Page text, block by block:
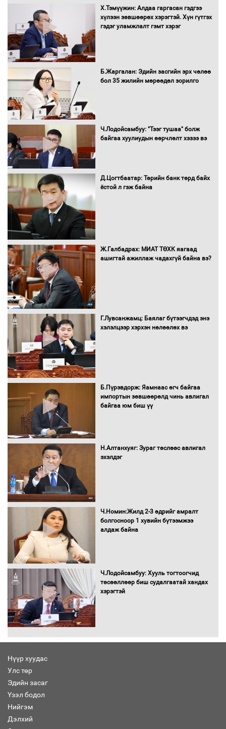
чиглэлийн төмөр замыг ашиглалтад
оруулахаар бэлтгэж байна
асаалаа
салбарын бодлого, хууль тогтоомжид
тусган бодит шийдэлд хүргэхийн
Засгийн газраас хөнгөлөлттэй зээлээр
хэлэлцүүлэг боллоо
"ДЦС-3” ТӨХК-ийн нэн шаардлагатай
“Турбингенератор-5”-ын шинэчлэлийн
төсвийг шийдвэрлэхээр болов
оролцлоо
ААН-ийн нуугтмал хөрөнгийг
битүүмжлэнэ
буй асуудлуудыг Засгийн газрын
хуралдаанд танилцуулж,
шийдвэрлүүлнэ
оролцож байгаа баг тамирчдад
амжилт хүслээ
албан татварыг тэглэлээ
Х.Тэмүүжин: Алдаа гаргасан гэдгээ
хүлээн зөвшөөрөх хэрэгтэй. Хүн гүтгэх
гэдэг уламжлалт гэмт хэрэг
Б.Жаргалан: Эдийн засгийн эрх чөлөө
бол 35 жилийн мөрөөдөл зорилго
Ч.Лодойсамбуу: "Тээг тушаа" болж
байгаа хуулиудын өөрчлөлт хэзээ вэ
Д.Цогтбаатар: Төрийн банк төрд байх
ёстой л гэж байна
Ж.Галбадрах: МИАТ ТӨХК яагаад
ашигтай ажиллаж чадахгүй байна вэ?
Г.Лувсанжамц: Баялаг бүтээгчдэд энэ
хэлэлцээр хэрхэн нөлөөлөх вэ
Б.Пүрэвдорж: Яамнаас өгч байгаа
импортын зөвшөөрөлд чинь авлигал
байгаа юм биш үү
Н.Алтанхуяг: Зураг төслөөс авлигал
эхэлдэг
Ч.Номин:Жилд 2-3 өдрийг амралт
болгосноор 1 хувийн бүтээмжээ
алдаж байна
Ч.Лодойсамбуу: Хууль тогтоогчид
төсөөллөөр биш судалгаатай хандах
хэрэгтэй
Нүүр хуудас
Улс төр
Эдийн засаг
Үзэл бодол
Нийгэм
Дэлхий